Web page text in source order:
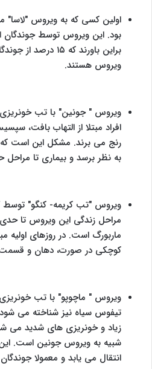
اولین کسی که به ویروس "لاسا"
بود. این ویروس توسط جوندگان
براین باورند که ۱۵
ویروس هستند.
ویروس " جونین" با تب خونریزی
افراد مبتلا از التهاب بافت،
رنج می برند. مشکل این است
به نظر برسد و بیماری تا مراحل
ویروس "تب کریمه- کنگو"
مراحل زندگی این ویروس تا
ماربورگ است. در روزهای اولیه
کوچکی در صورت، دهان و
ویروس " ماچوپو" با تب خونریزی
تیفوس سیاه نیز شناخته می
زیاد و خونریزی های شدید می
شبیه به ویروس جونین است.
انتقال می یابد و معمولا